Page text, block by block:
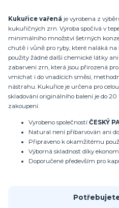
Kukuřice vařená je vyrobena z
kukuřičných zrn. Výroba spočívá v
minimálního množství šetrných
chutě i vůně pro ryby, které naláká na
použity žádné další chemické látky
zabarvení zrn, která jsou přirozená
vmíchat i do vnadících směsí,
nástrahu. Kukuřice je určena pro
skladování originálního balení je do 20
zakoupení.
Vyrobeno společností ČESKÝ
Natural není přibarvován ani
Připraveno k okamžitému
Výborná skladnost díky
Doporučené především pro